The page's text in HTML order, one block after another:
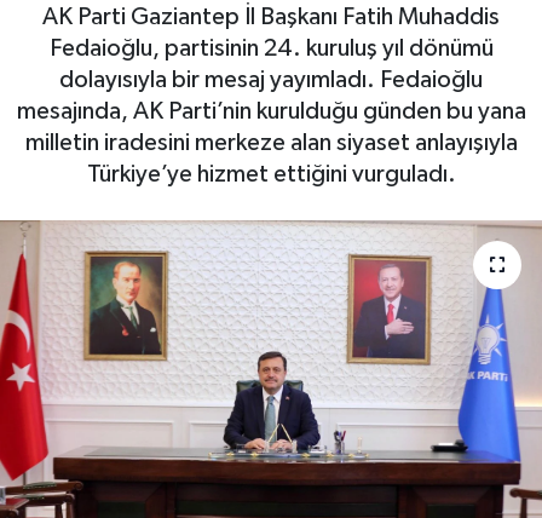
AK Parti Gaziantep İl Başkanı Fatih Muhaddis
Fedaioğlu, partisinin 24. kuruluş yıl dönümü
dolayısıyla bir mesaj yayımladı. Fedaioğlu
mesajında, AK Parti’nin kurulduğu günden bu yana
milletin iradesini merkeze alan siyaset anlayışıyla
Türkiye’ye hizmet ettiğini vurguladı.
Gündem
Haberler
Magazin
Müzik
Piyasa
Resmi İlanlar
Sağlık
Son Dakika Haberleri
Haber Arşivi